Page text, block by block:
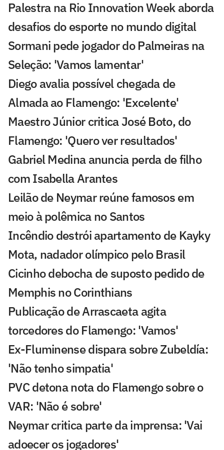
Palestra na Rio Innovation Week aborda
desafios do esporte no mundo digital
Sormani pede jogador do Palmeiras na
Seleção: 'Vamos lamentar'
Diego avalia possível chegada de
Almada ao Flamengo: 'Excelente'
Maestro Júnior critica José Boto, do
Flamengo: 'Quero ver resultados'
Gabriel Medina anuncia perda de filho
com Isabella Arantes
Leilão de Neymar reúne famosos em
meio à polêmica no Santos
Incêndio destrói apartamento de Kayky
Mota, nadador olímpico pelo Brasil
Cicinho debocha de suposto pedido de
Memphis no Corinthians
Publicação de Arrascaeta agita
torcedores do Flamengo: 'Vamos'
Ex-Fluminense dispara sobre Zubeldía:
'Não tenho simpatia'
PVC detona nota do Flamengo sobre o
VAR: 'Não é sobre'
Neymar critica parte da imprensa: 'Vai
adoecer os jogadores'